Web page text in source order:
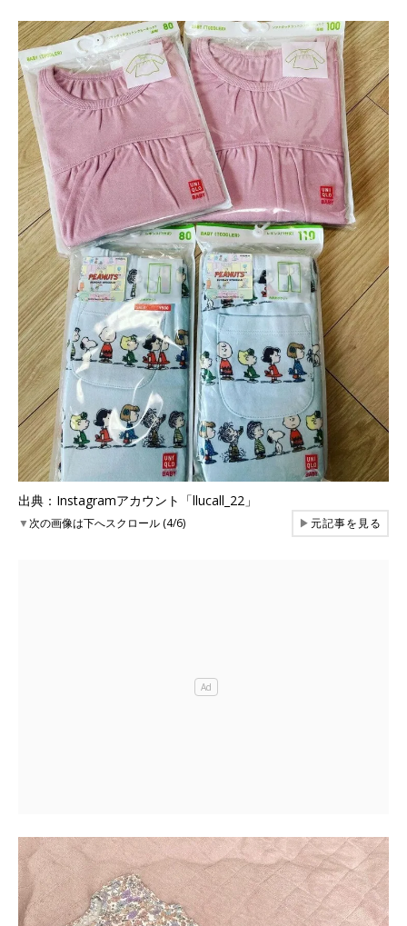
出典：Instagramアカウント「llucall_22」
▼次の画像は下へスクロール (4/6) ▶元記事を見る